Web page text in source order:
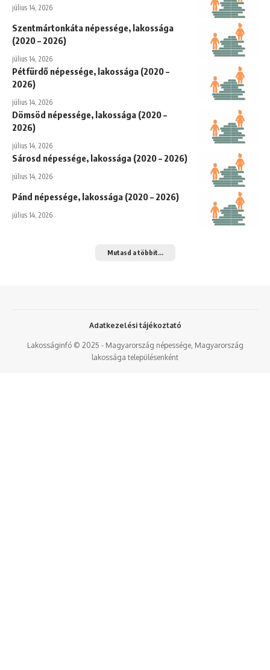
július 14, 2026
Szentmártonkáta népessége, lakossága
(2020 – 2026)
július 14, 2026
Pétfürdő népessége, lakossága (2020 –
2026)
július 14, 2026
Dömsöd népessége, lakossága (2020 –
2026)
július 14, 2026
Sárosd népessége, lakossága (2020 – 2026)
július 14, 2026
Pánd népessége, lakossága (2020 – 2026)
július 14, 2026
Mutasd a többit...
Lakosságinfó © 2025 - Magyarország népessége, Magyarország
lakossága településenként
Adatkezelési tájékoztató